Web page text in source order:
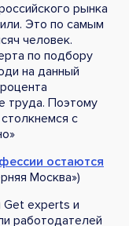
рынка
Это по самым
человек.
по подбору
на данный
труда. Поэтому
с
остаются
Москва»)
Get experts и
работодателей